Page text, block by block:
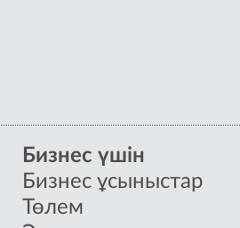
Бизнес үшін
Бизнес ұсыныстар
Төлем